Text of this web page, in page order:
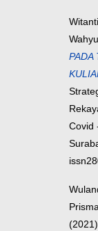
Wahyu
PADA
Covid
(2021)